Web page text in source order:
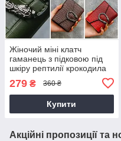
Жіночий міні клатч
гаманець з підковою під
шкіру рептилії крокодила
279 ₴ 360 ₴
Купити
Акційні пропозиції та